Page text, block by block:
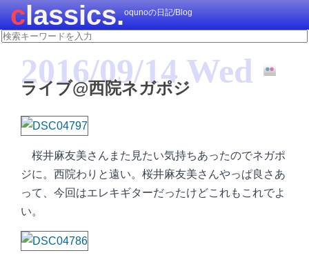
classics.oqunoの日記/Blog
2016/09/14 Wed
ライブ@西院ネガポジ
桜井麻友美さんまた見たい気持ちあったのでネガポ
ジに。西院わりと遠い。桜井麻友美さんやっぱ良さあ
って、今回はエレキギターだったけどこれもこれでよ
い。